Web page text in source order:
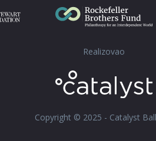
Realizovao
Copyright © 2025 - Catalyst